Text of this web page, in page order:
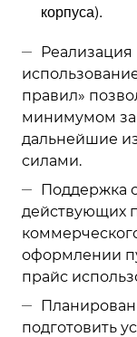
корпуса).
Реализация
правил»
минимумом
дальнейшие
силами.
Поддержка
действующих
оформлении
прайс
подготовить